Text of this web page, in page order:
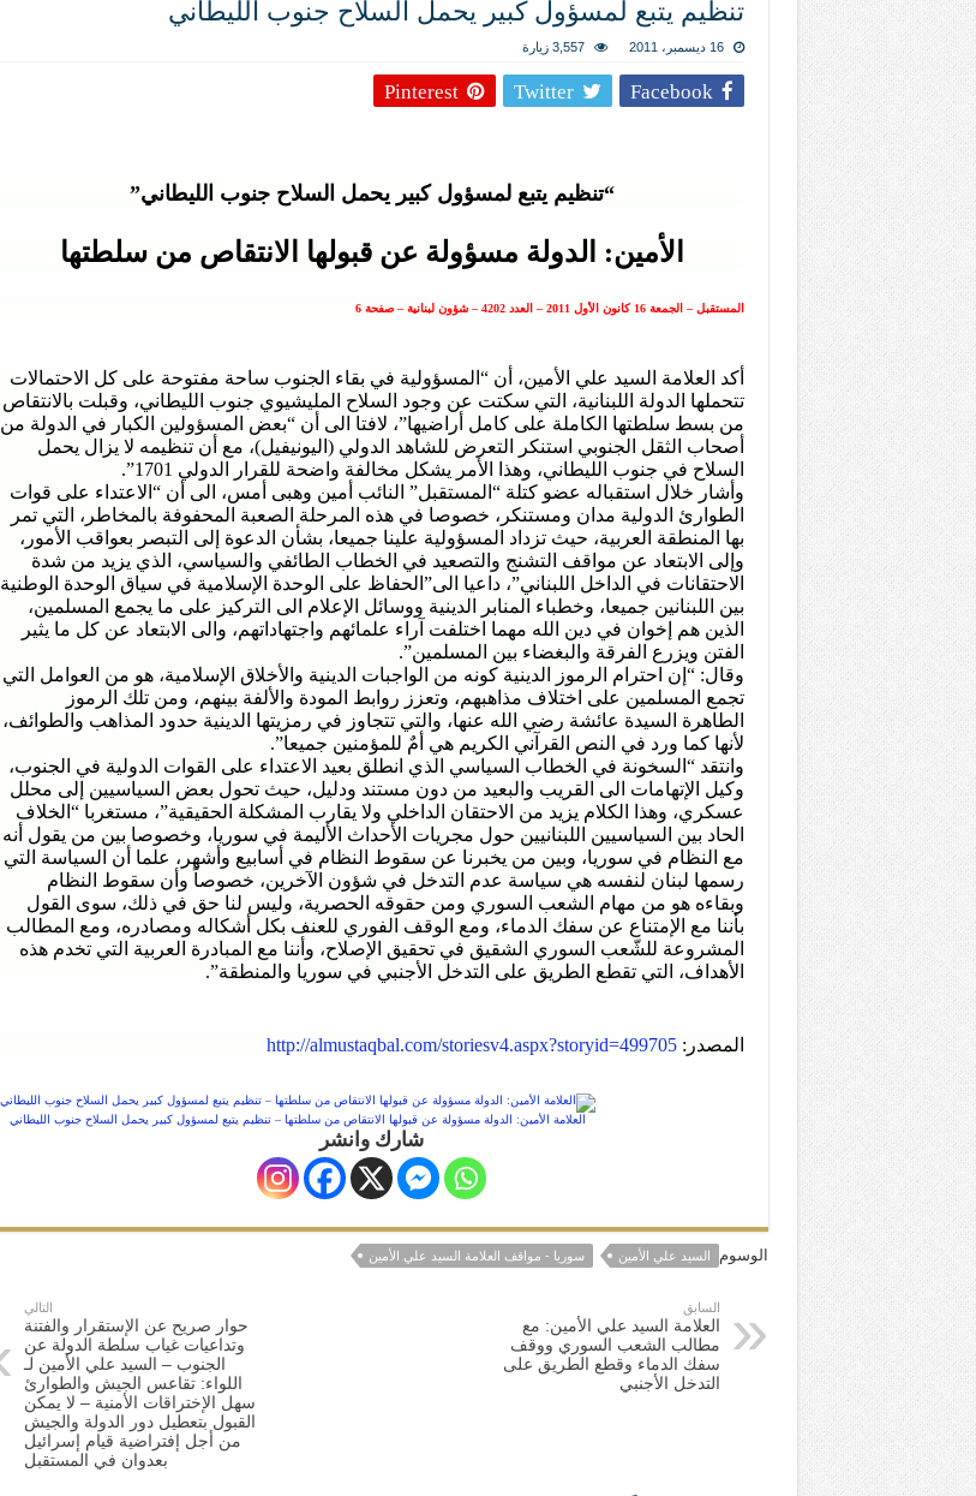
المذاهب ليست قدرًا لا يمكن تجاوزه
ليست المنفعة تأتي من إسلامية النّظام كما لا تأتي المضرة من مسيحية النظام
المتهاون بوطنه متهاون بدينه حتماً
تنظيم يتبع لمسؤول كبير يحمل السلاح جنوب الليطاني
16 ديسمبر، 2011 3,557 زيارة
Facebook
Twitter
Pinterest
“تنظيم يتبع لمسؤول كبير يحمل السلاح جنوب الليطاني”
الأمين: الدولة مسؤولة عن قبولها الانتقاص من سلطتها
المستقبل – الجمعة 16 كانون الأول 2011 – العدد 4202 – شؤون لبنانية – صفحة 6
أكد العلامة السيد علي الأمين، أن “المسؤولية في بقاء الجنوب ساحة مفتوحة على كل الاحتمالات
تتحملها الدولة اللبنانية، التي سكتت عن وجود السلاح المليشيوي جنوب الليطاني، وقبلت بالانتقاص
من بسط سلطتها الكاملة على كامل أراضيها”، لافتا الى أن “بعض المسؤولين الكبار في الدولة من
أصحاب الثقل الجنوبي استنكر التعرض للشاهد الدولي (اليونيفيل)، مع أن تنظيمه لا يزال يحمل
السلاح في جنوب الليطاني، وهذا الأمر يشكل مخالفة واضحة للقرار الدولي 1701”.
وأشار خلال استقباله عضو كتلة “المستقبل” النائب أمين وهبى أمس، الى أن “الاعتداء على قوات
الطوارئ الدولية مدان ومستنكر، خصوصا في هذه المرحلة الصعبة المحفوفة بالمخاطر، التي تمر
بها المنطقة العربية، حيث تزداد المسؤولية علينا جميعا، بشأن الدعوة إلى التبصر بعواقب الأمور،
وإلى الابتعاد عن مواقف التشنج والتصعيد في الخطاب الطائفي والسياسي، الذي يزيد من شدة
الاحتقانات في الداخل اللبناني”، داعيا الى”الحفاظ على الوحدة الإسلامية في سياق الوحدة الوطنية
بين اللبنانين جميعا، وخطباء المنابر الدينية ووسائل الإعلام الى التركيز على ما يجمع المسلمين،
الذين هم إخوان في دين الله مهما اختلفت آراء علمائهم واجتهاداتهم، والى الابتعاد عن كل ما يثير
الفتن ويزرع الفرقة والبغضاء بين المسلمين”.
وقال: “إن احترام الرموز الدينية كونه من الواجبات الدينية والأخلاق الإسلامية، هو من العوامل التي
تجمع المسلمين على اختلاف مذاهبهم، وتعزز روابط المودة والألفة بينهم، ومن تلك الرموز
الطاهرة السيدة عائشة رضي الله عنها، والتي تتجاوز في رمزيتها الدينية حدود المذاهب والطوائف،
لأنها كما ورد في النص القرآني الكريم هي أمٌ للمؤمنين جميعا”.
وانتقد “السخونة في الخطاب السياسي الذي انطلق بعيد الاعتداء على القوات الدولية في الجنوب،
وكيل الإتهامات الى القريب والبعيد من دون مستند ودليل، حيث تحول بعض السياسيين إلى محلل
عسكري، وهذا الكلام يزيد من الاحتقان الداخلي ولا يقارب المشكلة الحقيقية”، مستغربا “الخلاف
الحاد بين السياسيين اللبنانيين حول مجريات الأحداث الأليمة في سوريا، وخصوصا بين من يقول أنه
مع النظام في سوريا، وبين من يخبرنا عن سقوط النظام في أسابيع وأشهر، علما أن السياسة التي
رسمها لبنان لنفسه هي سياسة عدم التدخل في شؤون الآخرين، خصوصاً وأن سقوط النظام
وبقاءه هو من مهام الشعب السوري ومن حقوقه الحصرية، وليس لنا حق في ذلك، سوى القول
بأننا مع الإمتناع عن سفك الدماء، ومع الوقف الفوري للعنف بكل أشكاله ومصادره، ومع المطالب
المشروعة للشّعب السوري الشقيق في تحقيق الإصلاح، وأننا مع المبادرة العربية التي تخدم هذه
الأهداف، التي تقطع الطريق على التدخل الأجنبي في سوريا والمنطقة”.
المصدر:http://almustaqbal.com/storiesv4.aspx?storyid=499705
العلامة الأمين: الدولة مسؤولة عن قبولها الانتقاص من سلطتها – تنظيم يتبع لمسؤول كبير يحمل السلاح جنوب الليطاني
شارك وانشر
الوسوم السيد علي الأمين سوريا - مواقف العلامة السيد علي الأمين
السابق
العلامة السيد علي الأمين: مع
مطالب الشعب السوري ووقف
سفك الدماء وقطع الطريق على
التدخل الأجنبي
التالي
حوار صريح عن الإستقرار والفتنة
وتداعيات غياب سلطة الدولة عن
الجنوب – السيد علي الأمين لـ
اللواء: تقاعس الجيش والطوارئ
سهل الإختراقات الأمنية – لا يمكن
القبول بتعطيل دور الدولة والجيش
من أجل إفتراضية قيام إسرائيل
بعدوان في المستقبل
تيك توك